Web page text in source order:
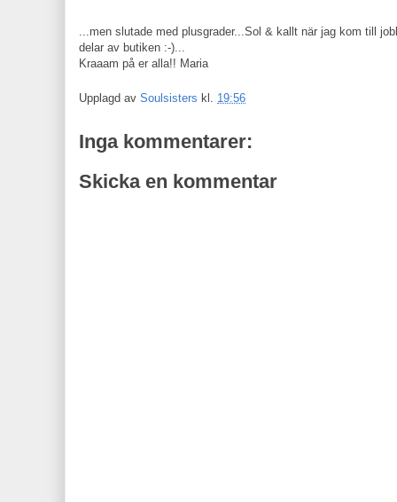
...men slutade med plusgrader...Sol & kallt när jag kom till
delar av butiken :-)...
Kraaam på er alla!! Maria
Upplagd av Soulsisters kl. 19:56
Inga kommentarer:
Skicka en kommentar